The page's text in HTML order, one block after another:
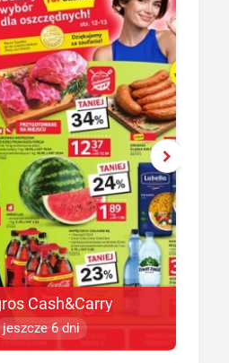
Cash&Carry
jeszcze 6 dni